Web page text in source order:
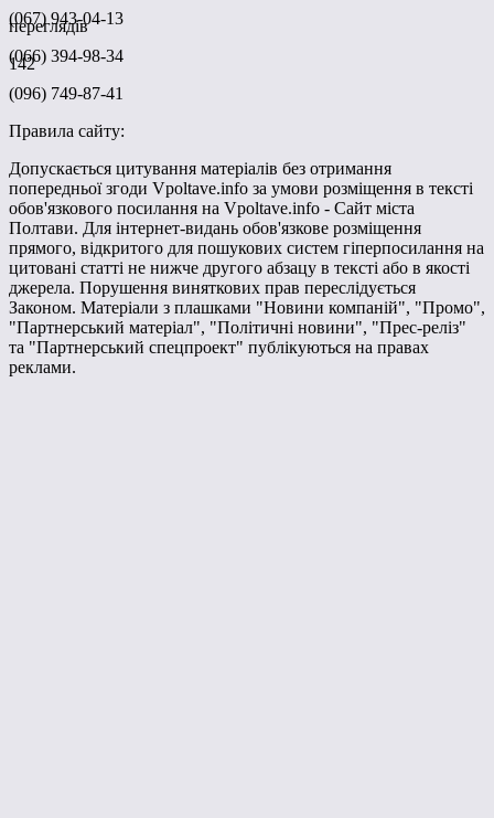
переглядів
142
(067) 943-04-13
(066) 394-98-34
(096) 749-87-41
Правила сайту:
Допускається цитування матеріалів без отримання
попередньої згоди Vpoltave.info за умови розміщення в тексті
обов'язкового посилання на Vpoltave.info - Сайт міста
Полтави. Для інтернет-видань обов'язкове розміщення
прямого, відкритого для пошукових систем гіперпосилання на
цитовані статті не нижче другого абзацу в тексті або в якості
джерела. Порушення виняткових прав переслідується
Законом. Матеріали з плашками "Новини компаній", "Промо",
"Партнерський матеріал", "Політичні новини", "Прес-реліз"
та "Партнерський спецпроект" публікуються на правах
реклами.